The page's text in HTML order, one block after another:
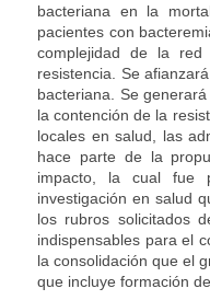
bacteriana en la
pacientes con
complejidad de la red
resistencia. Se
bacteriana. Se
la contención de la
locales en salud, las
hace parte de la
impacto, la cual fue
investigación en salud
los rubros solicitados
indispensables para el
la consolidación que el
que incluye formación